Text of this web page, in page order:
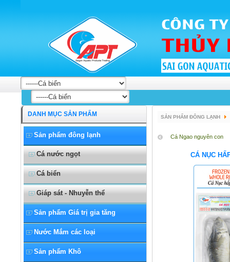
SẢN PHẨM ĐÔNG LẠNH
Cá Ngao nguyên con
CÁ NỤC
DANH MỤC SẢN PHẨM
Sản phẩm đông lạnh
Cá nước ngọt
Cá biển
Giáp sát - Nhuyễn thể
Sản phẩm Giá trị gia tăng
Nước Mắm các loại
Sản phẩm Khô